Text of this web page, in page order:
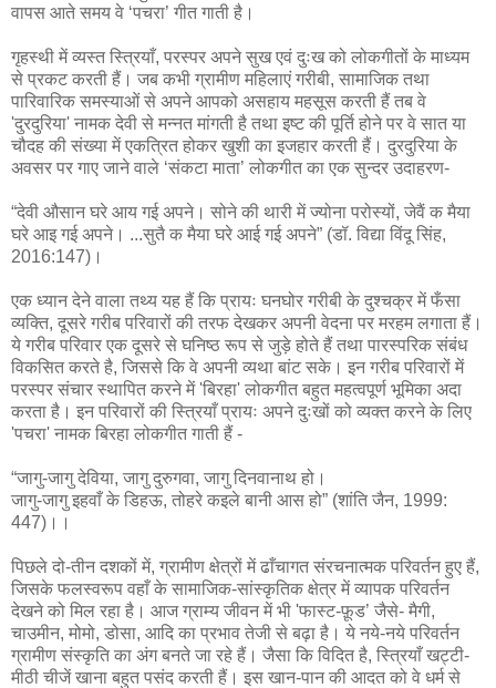
वापस आते समय वे ‘पचरा’ गीत गाती है।
गृहस्थी में व्यस्त स्त्रियाँ, परस्पर अपने सुख एवं दुःख को लोकगीतों के माध्यम
से प्रकट करती हैं। जब कभी ग्रामीण महिलाएं गरीबी, सामाजिक तथा
पारिवारिक समस्याओं से अपने आपको असहाय महसूस करती हैं तब वे
'दुरदुरिया' नामक देवी से मन्नत मांगती है तथा इष्ट की पूर्ति होने पर वे सात या
चौदह की संख्या में एकत्रित होकर खुशी का इजहार करती हैं। दुरदुरिया के
अवसर पर गाए जाने वाले ‘संकटा माता’ लोकगीत का एक सुन्दर उदाहरण-
“देवी औसान घरे आय गई अपने। सोने की थारी में ज्योना परोस्यों, जेवैं क मैया
घरे आइ गई अपने। ...सुतै क मैया घरे आई गई अपने” (डॉ. विद्या विंदू सिंह,
2016:147)।
एक ध्यान देने वाला तथ्य यह हैं कि प्रायः घनघोर गरीबी के दुश्चक्र में फँसा
व्यक्ति, दूसरे गरीब परिवारों की तरफ देखकर अपनी वेदना पर मरहम लगाता हैं।
ये गरीब परिवार एक दूसरे से घनिष्ठ रूप से जुड़े होते हैं तथा पारस्परिक संबंध
विकसित करते है, जिससे कि वे अपनी व्यथा बांट सके। इन गरीब परिवारों में
परस्पर संचार स्थापित करने में 'बिरहा' लोकगीत बहुत महत्वपूर्ण भूमिका अदा
करता है। इन परिवारों की स्त्रियाँ प्रायः अपने दुःखों को व्यक्त करने के लिए
'पचरा' नामक बिरहा लोकगीत गाती हैं -
“जागु-जागु देविया, जागु दुरुगवा, जागु दिनवानाथ हो।
जागु-जागु इहवाँ के डिहऊ, तोहरे कइले बानी आस हो” (शांति जैन, 1999:
447)।।
पिछले दो-तीन दशकों में, ग्रामीण क्षेत्रों में ढाँचागत संरचनात्मक परिवर्तन हुए हैं,
जिसके फलस्वरूप वहाँ के सामाजिक-सांस्कृतिक क्षेत्र में व्यापक परिवर्तन
देखने को मिल रहा है। आज ग्राम्य जीवन में भी 'फास्ट-फ़ूड’ जैसे- मैगी,
चाउमीन, मोमो, डोसा, आदि का प्रभाव तेजी से बढ़ा है। ये नये-नये परिवर्तन
ग्रामीण संस्कृति का अंग बनते जा रहे हैं। जैसा कि विदित है, स्त्रियाँ खट्टी-
मीठी चीजें खाना बहुत पसंद करती हैं। इस खान-पान की आदत को वे धर्म से